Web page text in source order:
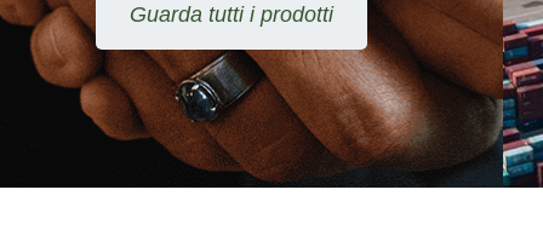
Guarda tutti i prodotti